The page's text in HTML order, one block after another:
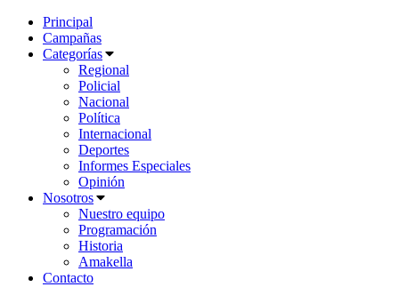
Principal
Campañas
Categorías
Regional
Policial
Nacional
Política
Internacional
Deportes
Informes Especiales
Opinión
Nosotros
Nuestro equipo
Programación
Historia
Amakella
Contacto